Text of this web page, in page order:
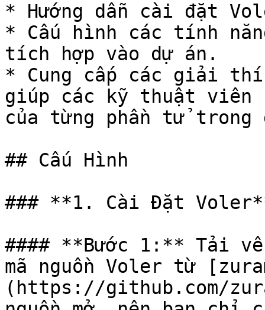
* Hướng dẫn cài đặt
* Cấu hình các tính
tích hợp vào dự án.
* Cung cấp các giải
giúp các kỹ thuật viên
của từng phần tử
## Cấu Hình
### **1. Cài Đặt
#### **Bước 1:** Tải
mã nguồn Voler từ
(https://github.com/